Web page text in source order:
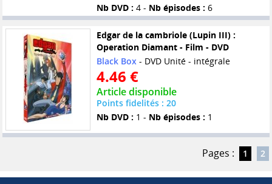
Nb DVD : 4 - Nb épisodes : 6
Edgar de la cambriole (Lupin III) :
Operation Diamant - Film - DVD
Black Box- DVD Unité - intégrale
4.46 €
Article disponible
Points fidelités : 20
Nb DVD : 1 - Nb épisodes : 1
Pages : 1 2